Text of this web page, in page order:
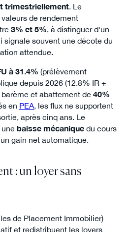
trimestriellement. Le
de rendement
3% et 5%, à distinguer d'un
signale souvent une décote du
attendue.
à 31.4% (prélèvement
depuis 2026 (12.8% IR +
et abattement de 40%
en PEA, les flux ne supportent
après cinq ans. Le
baisse mécaniquedu cours
gain net automatique.
: un loyer sans
de Placement Immobilier)
et redistribuent les loyers